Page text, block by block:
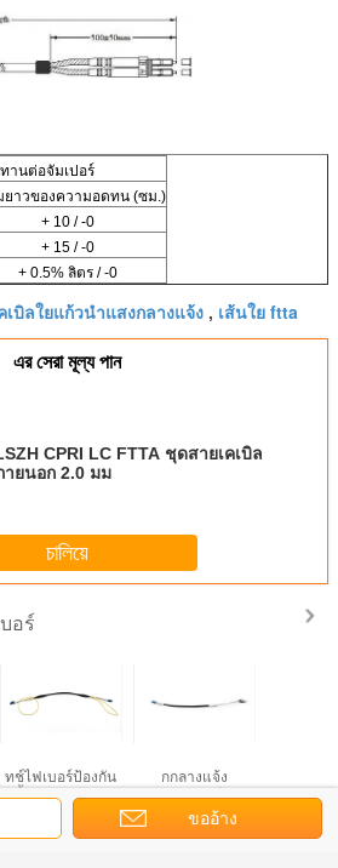
านต่อจัมเปอร์
ยาวของความอดทน (ซม.)
+ 10 / -0
+ 15 / -0
+ 0.5% ลิตร / -0
เบิลใยแก้วนำแสงกลางแจ้ง , เส้นใย ftta
এর সেরা মূল্য পান
CPRI LC FTTA ชุดสายเคเบิล
ายนอก 2.0 มม
চালিয়ে
อร์
ทช์ไฟเบอร์ป้องกัน
น้ำ FTTA CPRI
ไฟเบอร์อายุการใช้
กกลางแจ้ง
อเนกประสงค์วัสดุ
ทุกสภาพอากาศ
พร้อมตัวเชื่อมต่อ
ทช์เสา
ต่อ
ขออ้าง